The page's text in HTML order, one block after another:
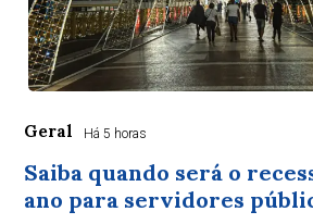
Geral Há 5 horas
Saiba quando será o
ano para servidores